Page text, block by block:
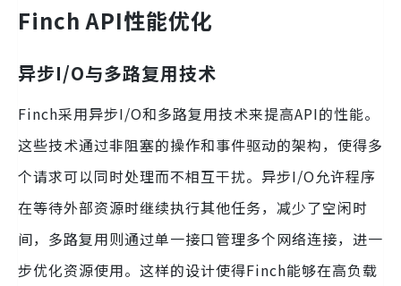
Finch API性能优化
异步I/O与多路复用技术
Finch采用异步I/O和多路复用技术来提高API的性能。
这些技术通过非阻塞的操作和事件驱动的架构，使得多
个请求可以同时处理而不相互干扰。异步I/O允许程序
在等待外部资源时继续执行其他任务，减少了空闲时
间，多路复用则通过单一接口管理多个网络连接，进一
步优化资源使用。这样的设计使得Finch能够在高负载